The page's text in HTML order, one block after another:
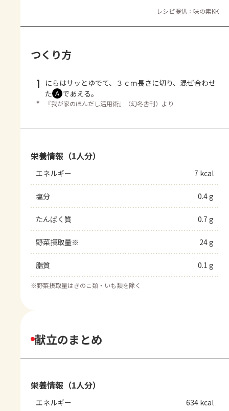
レシピ提供：味の素KK
つくり方
1
にらはサッとゆでて、３ｃｍ長さに切り、混ぜ合わせ
た Ａ であえる。
＊ 『我が家のほんだし活用術』（幻冬舎刊）より
栄養情報（1人分）
エネルギー 7 kcal
塩分 0.4 g
たんぱく質 0.7 g
野菜摂取量※ 24 g
脂質 0.1 g
※野菜摂取量はきのこ類・いも類を除く
献立のまとめ
栄養情報（1人分）
エネルギー 634 kcal